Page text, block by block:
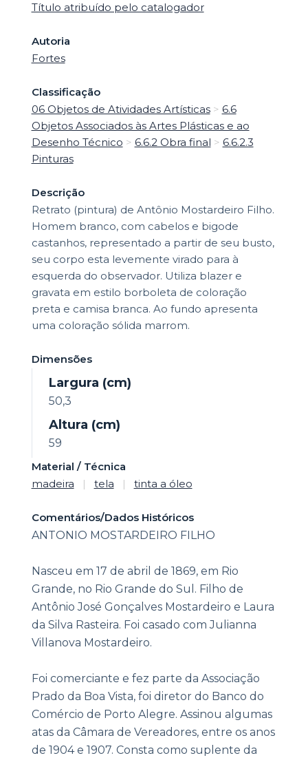
Título atribuído pelo catalogador
Autoria
Fortes
Classificação
06 Objetos de Atividades Artísticas> 6.6
Objetos Associados às Artes Plásticas e ao
Desenho Técnico > 6.6.2 Obra final > 6.6.2.3
Pinturas
Descrição
Retrato (pintura) de Antônio Mostardeiro Filho.
Homem branco, com cabelos e bigode
castanhos, representado a partir de seu busto,
seu corpo esta levemente virado para à
esquerda do observador. Utiliza blazer e
gravata em estilo borboleta de coloração
preta e camisa branca. Ao fundo apresenta
uma coloração sólida marrom.
Dimensões
Largura (cm)
50,3
Altura (cm)
59
Material / Técnica
madeira
| tela | tinta a óleo
Comentários/Dados Históricos
ANTONIO MOSTARDEIRO FILHO
Nasceu em 17 de abril de 1869, em Rio
Grande, no Rio Grande do Sul. Filho de
Antônio José Gonçalves Mostardeiro e Laura
da Silva Rasteira. Foi casado com Julianna
Villanova Mostardeiro.
Foi comerciante e fez parte da Associação
Prado da Boa Vista, foi diretor do Banco do
Comércio de Porto Alegre. Assinou algumas
atas da Câmara de Vereadores, entre os anos
de 1904 e 1907. Consta como suplente da